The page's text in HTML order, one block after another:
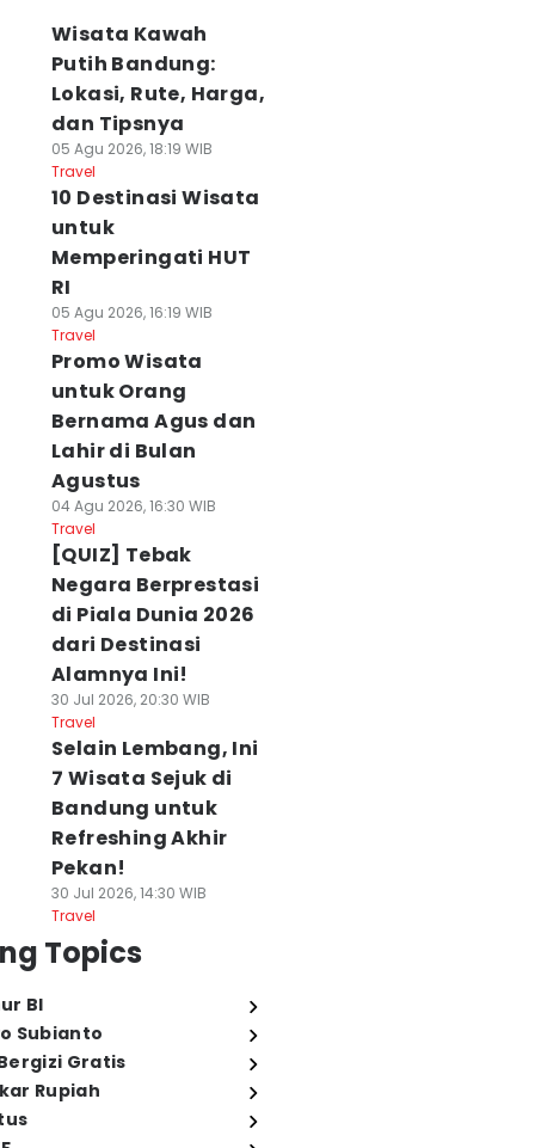
Wisata Kawah
Putih Bandung:
Lokasi, Rute, Harga,
dan Tipsnya
05 Agu 2026, 18:19 WIB
Travel
10 Destinasi Wisata
untuk
Memperingati HUT
RI
05 Agu 2026, 16:19 WIB
Travel
Promo Wisata
untuk Orang
Bernama Agus dan
Lahir di Bulan
Agustus
04 Agu 2026, 16:30 WIB
Travel
[QUIZ] Tebak
Negara Berprestasi
di Piala Dunia 2026
dari Destinasi
Alamnya Ini!
30 Jul 2026, 20:30 WIB
Travel
Selain Lembang, Ini
7 Wisata Sejuk di
Bandung untuk
Refreshing Akhir
Pekan!
30 Jul 2026, 14:30 WIB
Travel
Topics
BI
Subianto
Gratis
Rupiah